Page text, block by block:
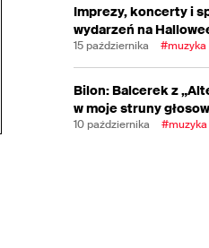
Imprezy, koncerty i
wydarzeń na
15 października #muzyka
Bilon: Balcerek z
w moje struny
10 października #muzyka